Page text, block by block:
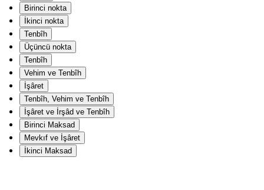
Birinci nokta
İkinci nokta
Tenbîh
Üçüncü nokta
Tenbîh
Vehim ve Tenbîh
İşâret
Tenbîh, Vehim ve Tenbîh
İşâret ve İrşâd ve Tenbîh
Birinci Maksad
Mevkıf ve İşâret
İkinci Maksad